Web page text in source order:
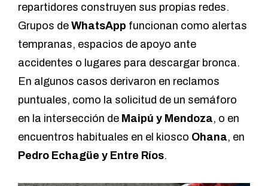
repartidores construyen sus propias redes.
Grupos de WhatsApp funcionan como alertas
tempranas, espacios de apoyo ante
accidentes o lugares para descargar bronca.
En algunos casos derivaron en reclamos
puntuales, como la solicitud de un semáforo
en la intersección de Maipú y Mendoza, o en
encuentros habituales en el kiosco Ohana, en
Pedro Echagüe y Entre Ríos.